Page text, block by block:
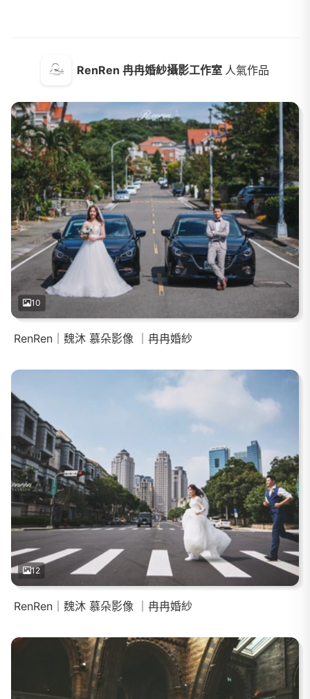
RenRen 冉冉婚紗攝影工作室 人氣作品
10
RenRen｜魏沐 慕朵影像 ｜冉冉婚紗
12
RenRen｜魏沐 慕朵影像 ｜冉冉婚紗